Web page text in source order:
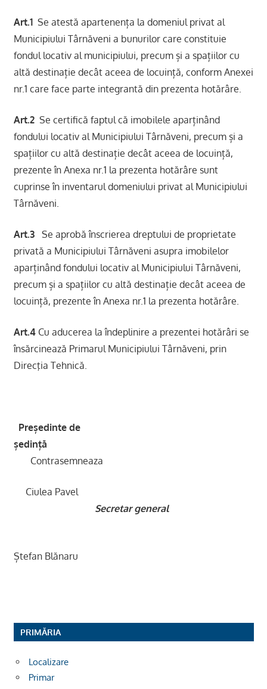
Art.1Se atestă apartenența la domeniul privat al
Municipiului Târnăveni a bunurilor care constituie
fondul locativ al municipiului, precum și a spațiilor cu
altă destinație decât aceea de locuință, conform Anexei
nr.1 care face parte integrantă din prezenta hotărâre.
Art.2Se certifică faptul că imobilele aparținând
fondului locativ al Municipiului Târnăveni, precum și a
spațiilor cu altă destinație decât aceea de locuință,
prezente în Anexa nr.1 la prezenta hotărâre sunt
cuprinse în inventarul domeniului privat al Municipiului
Târnăveni.
Art.3Se aprobă înscrierea dreptului de proprietate
privată a Municipiului Târnăveni asupra imobilelor
aparținând fondului locativ al Municipiului Târnăveni,
precum și a spațiilor cu altă destinație decât aceea de
locuință, prezente în Anexa nr.1 la prezenta hotărâre.
Art.4Cu aducerea la îndeplinire a prezentei hotărâri se
însărcinează Primarul Municipiului Târnăveni, prin
Direcţia Tehnică.
Președinte de
ședință
Contrasemneaza
Ciulea Pavel
Secretar general
Ștefan Blănaru
PRIMĂRIA
Localizare
Primar